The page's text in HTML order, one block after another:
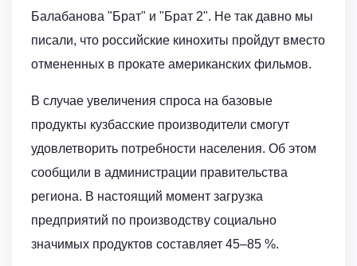
Балабанова "Брат" и "Брат 2". Не так давно мы
писали, что российские кинохиты пройдут вместо
отмененных в прокате американских фильмов.
В случае увеличения спроса на базовые
продукты кузбасские производители смогут
удовлетворить потребности населения. Об этом
сообщили в администрации правительства
региона. В настоящий момент загрузка
предприятий по производству социально
значимых продуктов составляет 45–85 %.